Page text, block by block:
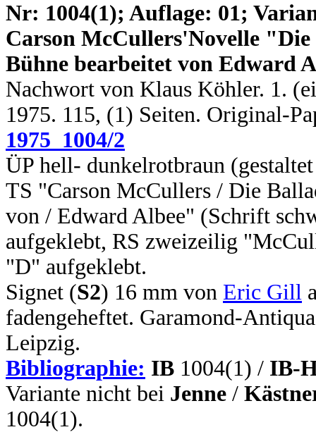
Nr: 1004(1); Auflage: 01;
Carson McCullers'Novelle
Bühne bearbeitet von Edward
Nachwort von Klaus Köhler. 1.
1975. 115, (1) Seiten. Original-
1975_1004/2
ÜP hell- dunkelrotbraun
TS "Carson McCullers / Die
von / Edward Albee" (Schrift
aufgeklebt, RS zweizeilig
"D" aufgeklebt.
Signet (S2) 16 mm von Eric Gill
fadengeheftet. Garamond-
Leipzig.
Bibliographie: IB 1004(1) / IB-
Variante nicht bei Jenne /
1004(1).